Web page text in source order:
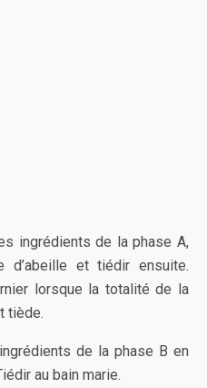
ingrédients de la phase A,
d’abeille et tiédir ensuite.
lorsque la totalité de la
tiède.
de la phase B en
au bain marie.